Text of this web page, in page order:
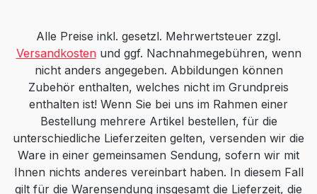
Alle Preise inkl. gesetzl. Mehrwertsteuer zzgl.
Versandkostenund ggf. Nachnahmegebühren, wenn
nicht anders angegeben. Abbildungen können
Zubehör enthalten, welches nicht im Grundpreis
enthalten ist! Wenn Sie bei uns im Rahmen einer
Bestellung mehrere Artikel bestellen, für die
unterschiedliche Lieferzeiten gelten, versenden wir die
Ware in einer gemeinsamen Sendung, sofern wir mit
Ihnen nichts anderes vereinbart haben. In diesem Fall
gilt für die Warensendung insgesamt die Lieferzeit, die